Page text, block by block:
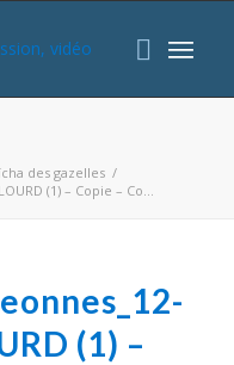
des gazelles /
(1) – Copie – Co...
(1) –